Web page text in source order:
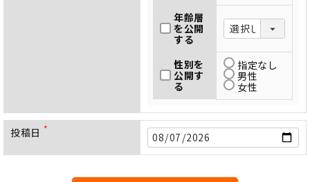
年齢層
を公開
する
性別を
公開す
る
指定なし
男性
女性
投稿日